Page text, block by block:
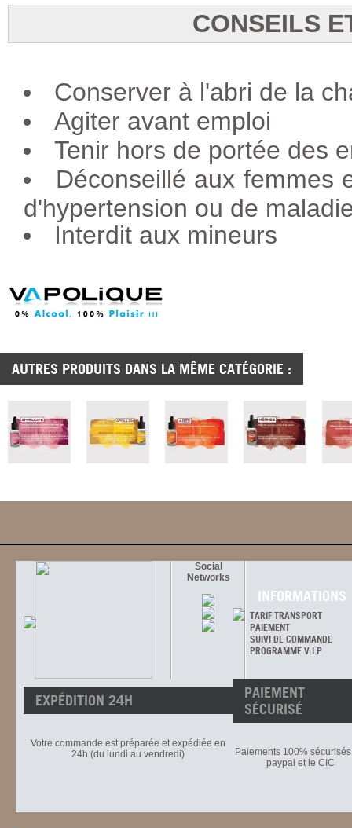
CONSEILS
Conserver à l'abri de la
Agiter avant emploi
Tenir hors de portée des
Déconseillé aux femmes
d'hypertension ou de
Interdit aux mineurs
AUTRES PRODUITS DANS LA MÊME CATÉGORIE :
Social
Networks
INFORMATIONS
TARIF TRANSPORT
PAIEMENT
SUIVI DE COMMANDE
PROGRAMME V.I.P
EXPÉDITION 24H
Votre commande est préparée et expédiée en
24h (du lundi au vendredi)
PAIEMENT
SÉCURISÉ
Paiements 100%
paypal et le CIC